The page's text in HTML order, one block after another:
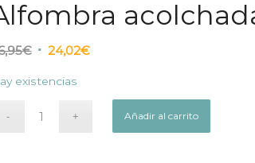
€ El
original
36,95€.
24,02€El
existencias
Añadir al carrito